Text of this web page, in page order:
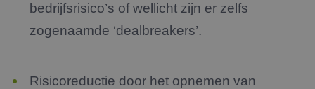
bedrijfsrisico’s of wellicht zijn er zelfs
zogenaamde ‘dealbreakers’.
Risicoreductie door het opnemen van